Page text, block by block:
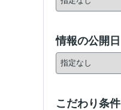
情報の公開日
こだわり条件